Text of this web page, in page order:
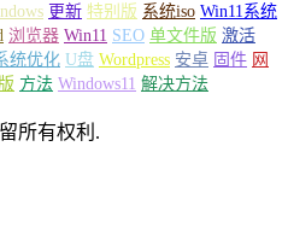
更新 特别版 系统iso Win11系统
浏览器 Win11 SEO 单文件版 激活
统优化 U盘 Wordpress 安卓 固件 网
方法 Windows11 解决方法
所有权利.